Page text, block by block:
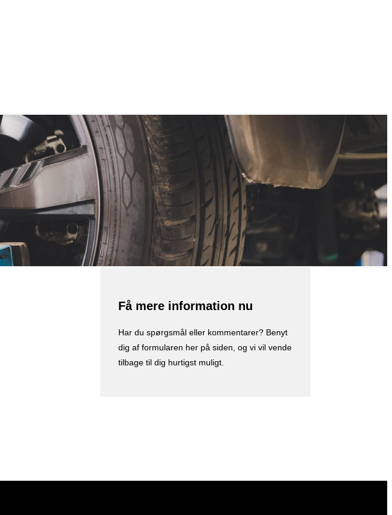
Få mere information nu
Har du spørgsmål eller kommentarer? Benyt
dig af formularen her på siden, og vi vil vende
tilbage til dig hurtigst muligt.